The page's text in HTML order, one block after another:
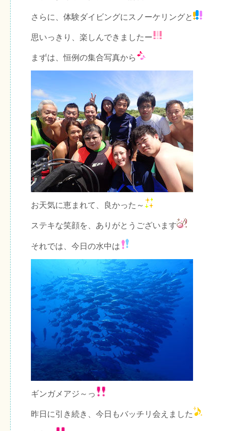
さらに、体験ダイビングにスノーケリングと
思いっきり、楽しんできましたー
まずは、恒例の集合写真から
お天気に恵まれて、良かった～
ステキな笑顔を、ありがとうございます
それでは、今日の水中は
ギンガメアジ～っ
昨日に引き続き、今日もバッチリ会えました